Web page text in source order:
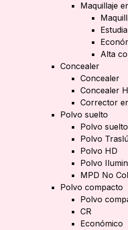
Maquillaje
Alta
Concealer
Concealer
Concealer
Corrector
Polvo suelto
Polvo suelto
Polvo
Polvo HD
Polvo
MPD No
Polvo compacto
Polvo
CR
Económico